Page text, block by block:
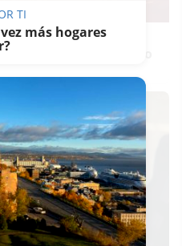
la vieja escuela ¡Cómo
TI
más hogares